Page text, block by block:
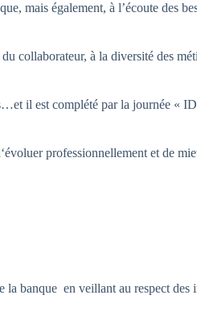
mais également, à l’écoute des
collaborateur, à la diversité des
il est complété par la journée «
professionnellement et de
la banque en veillant au respect